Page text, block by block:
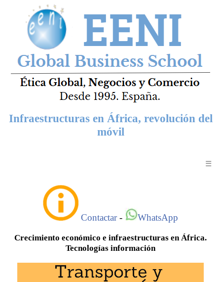
Infraestructuras en África, revolución del
móvil
☰
Contactar- WhatsApp
Crecimiento económico e infraestructuras en África.
Tecnologías información